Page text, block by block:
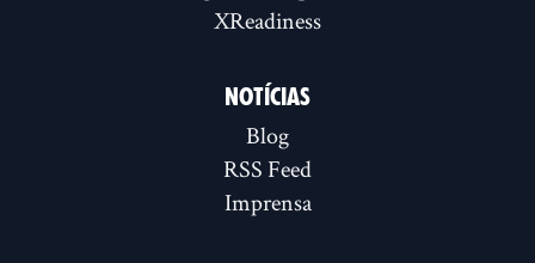
XReadiness
NOTÍCIAS
Blog
RSS Feed
Imprensa